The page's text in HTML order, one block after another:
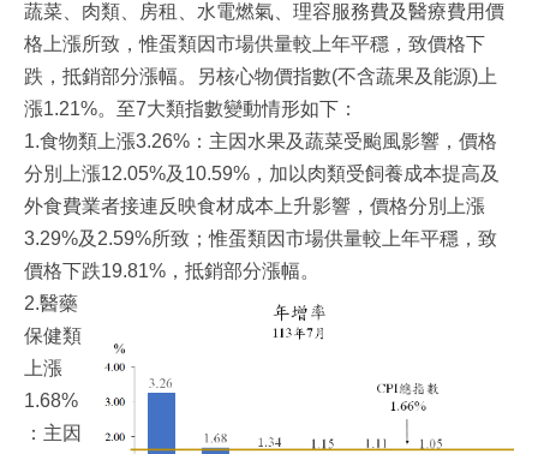
蔬菜、肉類、房租、水電燃氣、理容服務費及醫療費用價
格上漲所致，惟蛋類因市場供量較上年平穩，致價格下
跌，抵銷部分漲幅。另核心物價指數(不含蔬果及能源)上
漲1.21%。至7大類指數變動情形如下：
1.食物類上漲3.26%：主因水果及蔬菜受颱風影響，價格
分別上漲12.05%及10.59%，加以肉類受飼養成本提高及
外食費業者接連反映食材成本上升影響，價格分別上漲
3.29%及2.59%所致；惟蛋類因市場供量較上年平穩，致
價格下跌19.81%，抵銷部分漲幅。
2.醫藥
保健類
上漲
1.68%
：主因